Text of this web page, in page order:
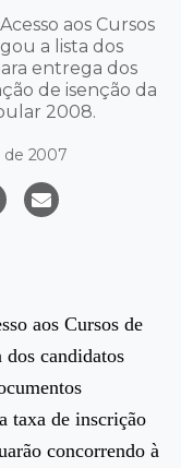
aos Cursos
a lista dos
entrega dos
de isenção da
2008.
de 2007
aos Cursos de
candidatos
taxa de inscrição
concorrendo à